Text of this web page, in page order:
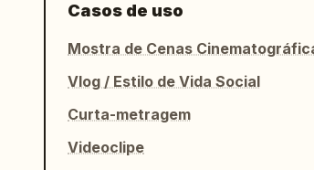
Casos de uso
Mostra de Cenas
Vlog / Estilo de Vida Social
Curta-metragem
Videoclipe